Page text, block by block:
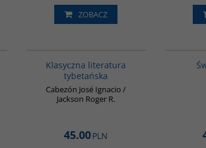
ZOBACZ
Klasyczna literatura
tybetańska
Cabezón José Ignacio /
Jackson Roger R.
45.00PLN